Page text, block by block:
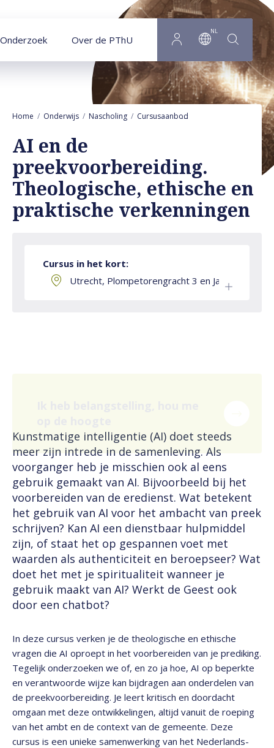
Onderzoek Over de PThU
NL
Home Onderwijs Nascholing Cursusaanbod AI en de
AI en de
preekvoorbereiding.
Theologische, ethische en
praktische verkenningen
Cursus in het kort:
Utrecht, Plompetorengracht 3 en Jansdam 14
Kunstmatige intelligentie (AI) doet steeds
meer zijn intrede in de samenleving. Als
voorganger heb je misschien ook al eens
gebruik gemaakt van AI. Bijvoorbeeld bij het
voorbereiden van de eredienst. Wat betekent
het gebruik van AI voor het ambacht van preek
schrijven? Kan AI een dienstbaar hulpmiddel
zijn, of staat het op gespannen voet met
waarden als authenticiteit en beroepseer? Wat
doet het met je spiritualiteit wanneer je
gebruik maakt van AI? Werkt de Geest ook
door een chatbot?
In deze cursus verken je de theologische en ethische
vragen die AI oproept in het voorbereiden van je prediking.
Tegelijk onderzoeken we of, en zo ja hoe, AI op beperkte
en verantwoorde wijze kan bijdragen aan onderdelen van
de preekvoorbereiding. Je leert kritisch en doordacht
omgaan met deze ontwikkelingen, altijd vanuit de roeping
van het ambt en de context van de gemeente. Deze
cursus is een unieke samenwerking van het Nederlands-